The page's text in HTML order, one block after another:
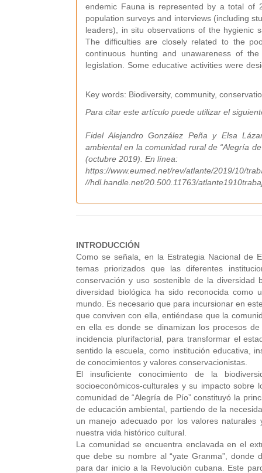
endemic Fauna is represented by a total of
population surveys and interviews (including
leaders), in situ observations of the hygienic
The difficulties are closely related to the
continuous hunting and unawareness of
legislation. Some educative activities were
Key words: Biodiversity, community,
Para citar este artículo puede utilizar el
Fidel Alejandro González Peña y Elsa
ambiental en la comunidad rural de “Alegría
(octubre 2019). En línea:
https://www.eumed.net/rev/atlante/2019/10/
//hdl.handle.net/20.500.11763/
INTRODUCCIÓN
Como se señala, en la Estrategia Nacional de
temas priorizados que las diferentes
conservación y uso sostenible de la
diversidad biológica ha sido reconocida como
mundo. Es necesario que para incursionar en
que conviven con ella, entiéndase que la
en ella es donde se dinamizan los procesos
incidencia plurifactorial, para transformar el
sentido la escuela, como institución educativa,
de conocimientos y valores conservacionistas.
El insuficiente conocimiento de la
socioeconómicos-culturales y su impacto
comunidad de “Alegría de Pío” constituyó la
de educación ambiental, partiendo de la
un manejo adecuado por los valores
nuestra vida histórico cultural.
La comunidad se encuentra enclavada en el
que debe su nombre al “yate Granma”, donde
para dar inicio a la Revolución cubana. Este